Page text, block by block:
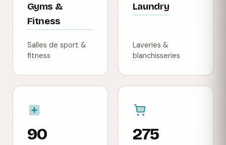
Gyms &
Fitness
Salles de sport &
fitness
Laundry
Laveries &
blanchisseries
90 275